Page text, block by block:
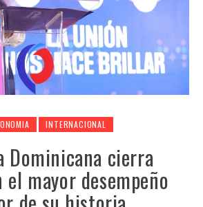
INTERNACIONAL
Dominicana cierra
mayor desempeño